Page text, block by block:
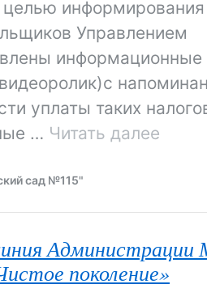
Администрации
поколение»